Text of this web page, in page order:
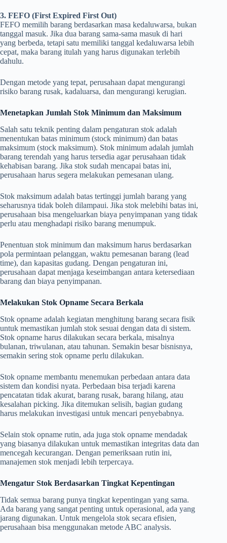
3. FEFO (First Expired First Out)
FEFO memilih barang berdasarkan masa kedaluwarsa, bukan
tanggal masuk. Jika dua barang sama-sama masuk di hari
yang berbeda, tetapi satu memiliki tanggal kedaluwarsa lebih
cepat, maka barang itulah yang harus digunakan terlebih
dahulu.
Dengan metode yang tepat, perusahaan dapat mengurangi
risiko barang rusak, kadaluarsa, dan mengurangi kerugian.
Menetapkan Jumlah Stok Minimum dan Maksimum
Salah satu teknik penting dalam pengaturan stok adalah
menentukan batas minimum (stock minimum) dan batas
maksimum (stock maksimum). Stok minimum adalah jumlah
barang terendah yang harus tersedia agar perusahaan tidak
kehabisan barang. Jika stok sudah mencapai batas ini,
perusahaan harus segera melakukan pemesanan ulang.
Stok maksimum adalah batas tertinggi jumlah barang yang
seharusnya tidak boleh dilampaui. Jika stok melebihi batas ini,
perusahaan bisa mengeluarkan biaya penyimpanan yang tidak
perlu atau menghadapi risiko barang menumpuk.
Penentuan stok minimum dan maksimum harus berdasarkan
pola permintaan pelanggan, waktu pemesanan barang (lead
time), dan kapasitas gudang. Dengan pengaturan ini,
perusahaan dapat menjaga keseimbangan antara ketersediaan
barang dan biaya penyimpanan.
Melakukan Stok Opname Secara Berkala
Stok opname adalah kegiatan menghitung barang secara fisik
untuk memastikan jumlah stok sesuai dengan data di sistem.
Stok opname harus dilakukan secara berkala, misalnya
bulanan, triwulanan, atau tahunan. Semakin besar bisnisnya,
semakin sering stok opname perlu dilakukan.
Stok opname membantu menemukan perbedaan antara data
sistem dan kondisi nyata. Perbedaan bisa terjadi karena
pencatatan tidak akurat, barang rusak, barang hilang, atau
kesalahan picking. Jika ditemukan selisih, bagian gudang
harus melakukan investigasi untuk mencari penyebabnya.
Selain stok opname rutin, ada juga stok opname mendadak
yang biasanya dilakukan untuk memastikan integritas data dan
mencegah kecurangan. Dengan pemeriksaan rutin ini,
manajemen stok menjadi lebih terpercaya.
Mengatur Stok Berdasarkan Tingkat Kepentingan
Tidak semua barang punya tingkat kepentingan yang sama.
Ada barang yang sangat penting untuk operasional, ada yang
jarang digunakan. Untuk mengelola stok secara efisien,
perusahaan bisa menggunakan metode ABC analysis.